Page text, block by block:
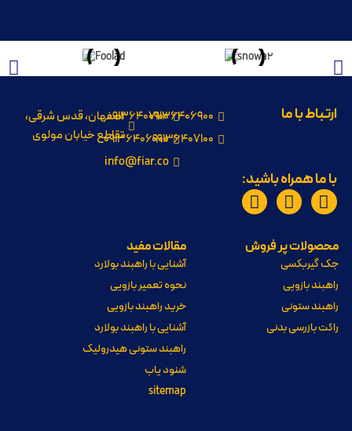
ارتباط با ما
09136406900
09136407100
09136407100
09136406900
info@fiar.co
اصفهان، قدس شرقی،
تقاطع خیابان مولوی
با ما همراه باشید:
محصولات پر فروش مقالات مفید
جک گیربکسی
راهبند بازویی
راهبند ستونی
راکت بازرسی بدنی
آشنایی با راهبند بولارد
نحوه تعمیر بازویی
خرید راهبند بازویی
آشنایی با راهبند بولارد
راهبند ستونی هیدرولیک
شنود یاب
sitemap